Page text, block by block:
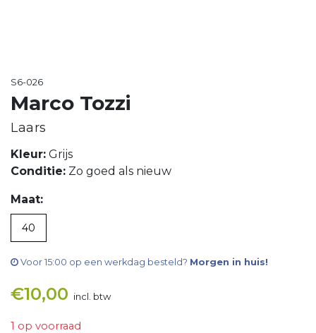
S6-026
Marco Tozzi
Laars
Kleur: Grijs
Conditie: Zo goed als nieuw
Maat:
40
Voor 15:00 op een werkdag besteld? Morgen in huis!
€10,00 incl. btw
1 op voorraad